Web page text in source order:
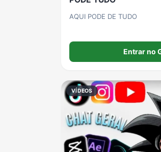
AQUI PODE DE TUDO
Entrar no
VÍDEOS